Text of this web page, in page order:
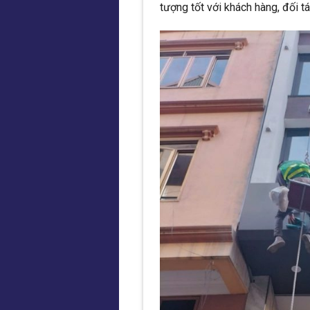
tượng tốt với khách hàng, đối